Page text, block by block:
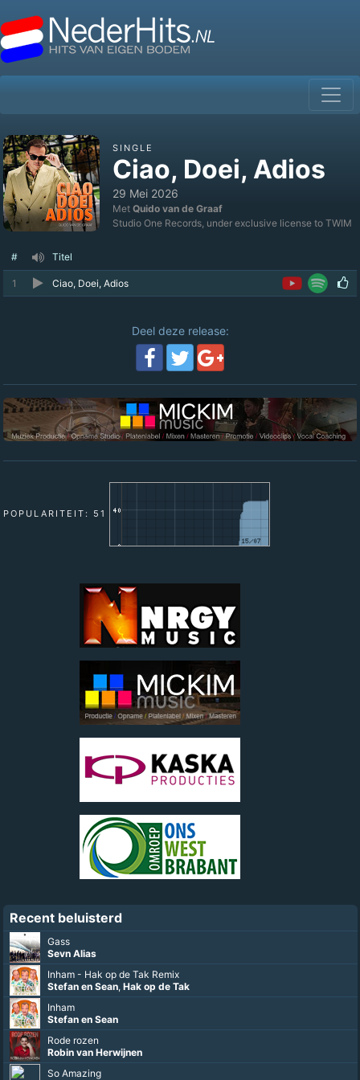
SINGLE
Ciao, Doei, Adios
29 Mei 2026
Met Quido van de Graaf
Studio One Records, under exclusive license to TWIM
# Titel
1 Ciao, Doei, Adios
Deel deze release:
POPULARITEIT: 51
Recent beluisterd
Gass
Sevn Alias
Inham - Hak op de Tak Remix
Stefan en Sean, Hak op de Tak
Inham
Stefan en Sean
Rode rozen
Robin van Herwijnen
So Amazing